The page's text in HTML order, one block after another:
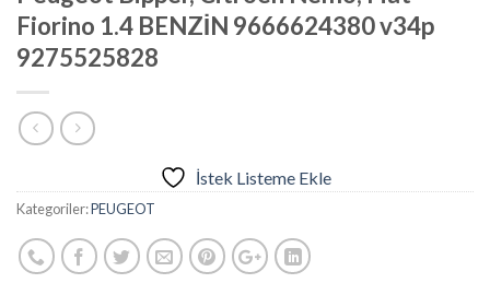
Fiorino 1.4 BENZİN 9666624380 v34p
9275525828
İstek Listeme Ekle
Kategoriler:PEUGEOT